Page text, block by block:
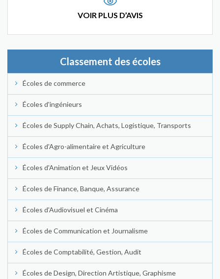
VOIR PLUS D’AVIS
Classement des écoles
Écoles de commerce
Écoles d'ingénieurs
Écoles de Supply Chain, Achats, Logistique, Transports
Écoles d'Agro-alimentaire et Agriculture
Écoles d'Animation et Jeux Vidéos
Écoles de Finance, Banque, Assurance
Écoles d'Audiovisuel et Cinéma
Écoles de Communication et Journalisme
Écoles de Comptabilité, Gestion, Audit
Écoles de Design, Direction Artistique, Graphisme